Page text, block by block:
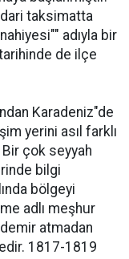
taksimatta
adıyla bir
tarihinde de ilçe
Karadeniz"de
yerini asıl farklı
Bir çok seyyah
bilgi
bölgeyi
adlı meşhur
atmadan
1817-1819